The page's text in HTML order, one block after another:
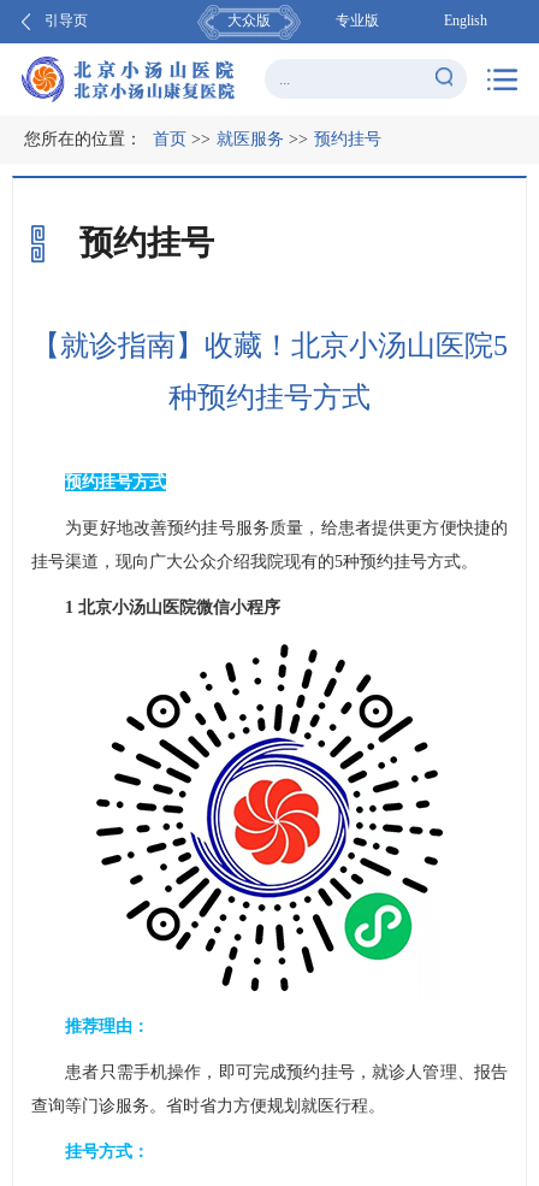
引导页 大众版 专业版 English
您所在的位置： 首页 >> 就医服务 >> 预约挂号
预约挂号
【就诊指南】收藏！北京小汤山医院5
种预约挂号方式
预约挂号方式
为更好地改善预约挂号服务质量，给患者提供更方便快捷的
挂号渠道，现向广大公众介绍我院现有的5种预约挂号方式。
1 北京小汤山医院微信小程序
推荐理由：
患者只需手机操作，即可完成预约挂号，就诊人管理、报告
查询等门诊服务。省时省力方便规划就医行程。
挂号方式：